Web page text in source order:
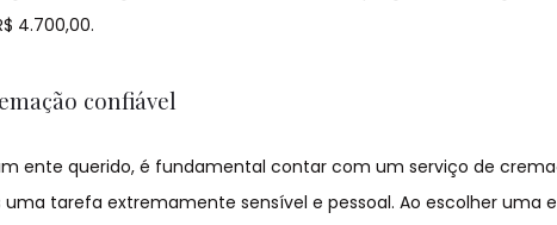
4.700,00.
confiável
ente querido, é fundamental contar com um serviço de
tarefa extremamente sensível e pessoal. Ao escolher uma